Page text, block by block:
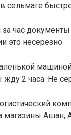
в сельмаге
за час
это несерезно
2 часа. Не
магазины Ашан,